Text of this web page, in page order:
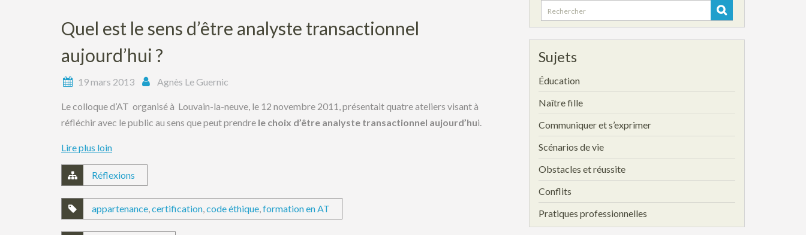
Quel est le sens d’être analyste transactionnel
aujourd’hui ?
19 mars 2013 Agnès Le Guernic
Le colloque d’AT organisé à Louvain-la-neuve, le 12 novembre 2011, présentait quatre ateliers visant à
réfléchir avec le public au sens que peut prendre le choix d’être analyste transactionnel aujourd’hui.
Lire plus loin
Réflexions
appartenance,certification,code éthique,formation en AT
Search
for:
Sujets
Éducation
Naître fille
Communiquer et s’exprimer
Scénarios de vie
Obstacles et réussite
Conflits
Pratiques professionnelles